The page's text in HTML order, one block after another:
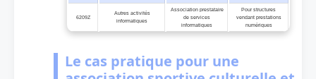
6209Z
Autres activités
informatiques
Association prestataire
de services
informatiques
Pour structures
vendant prestations
numériques
Le cas pratique pour une